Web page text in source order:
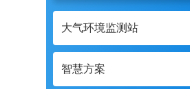
大气环境监测站
智慧方案